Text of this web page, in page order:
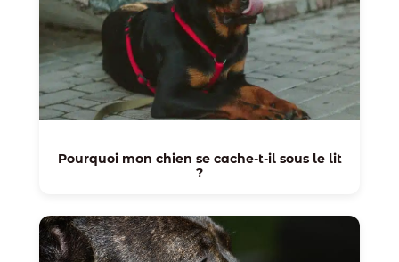
Pourquoi mon chien se cache-t-il sous le lit
?